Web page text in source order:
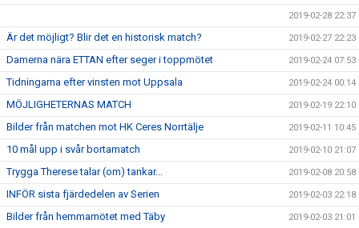
2019-02-28 22:37
Är det möjligt? Blir det en historisk match? 2019-02-27 22:23
Damerna nära ETTAN efter seger i toppmötet 2019-02-24 07:53
Tidningarna efter vinsten mot Uppsala 2019-02-24 00:14
MÖJLIGHETERNAS MATCH 2019-02-19 22:10
Bilder från matchen mot HK Ceres Norrtälje 2019-02-11 10:45
10 mål upp i svår bortamatch 2019-02-10 21:07
Trygga Therese talar (om) tankar... 2019-02-08 20:58
INFÖR sista fjärdedelen av Serien 2019-02-03 22:18
Bilder från hemmamötet med Täby 2019-02-03 21:01